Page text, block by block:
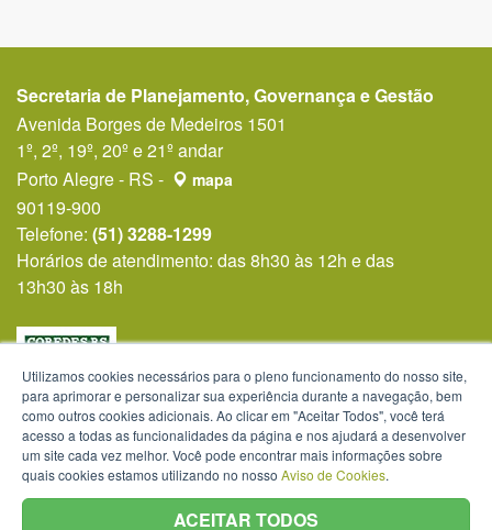
Secretaria de Planejamento, Governança e Gestão
Avenida Borges de Medeiros 1501
1º, 2º, 19º, 20º e 21º andar
Porto Alegre - RS -
mapa
90119-900
Telefone: (51) 3288-1299
Horários de atendimento: das 8h30 às 12h e das
13h30 às 18h
Utilizamos cookies necessários para o pleno funcionamento do nosso site,
para aprimorar e personalizar sua experiência durante a navegação, bem
como outros cookies adicionais. Ao clicar em "Aceitar Todos", você terá
acesso a todas as funcionalidades da página e nos ajudará a desenvolver
um site cada vez melhor. Você pode encontrar mais informações sobre
quais cookies estamos utilizando no nosso Aviso de Cookies.
ACEITAR TODOS